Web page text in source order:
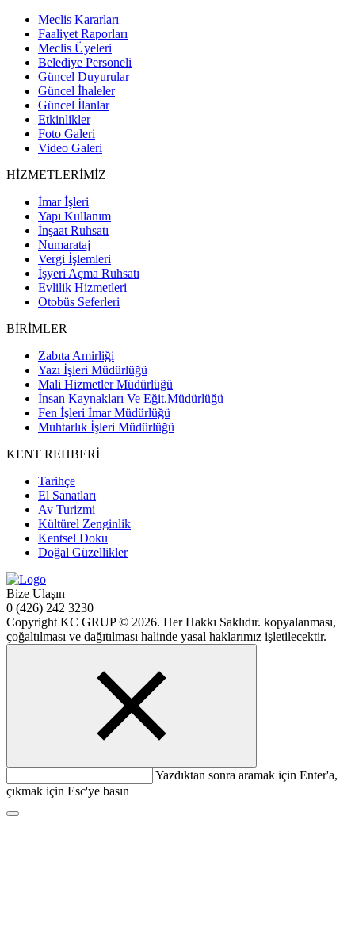
Meclis Kararları
Faaliyet Raporları
Meclis Üyeleri
Belediye Personeli
Güncel Duyurular
Güncel İhaleler
Güncel İlanlar
Etkinlikler
Foto Galeri
Video Galeri
HİZMETLERİMİZ
İmar İşleri
Yapı Kullanım
İnşaat Ruhsatı
Numarataj
Vergi İşlemleri
İşyeri Açma Ruhsatı
Evlilik Hizmetleri
Otobüs Seferleri
BİRİMLER
Zabıta Amirliği
Yazı İşleri Müdürlüğü
Mali Hizmetler Müdürlüğü
İnsan Kaynakları Ve Eğit.Müdürlüğü
Fen İşleri İmar Müdürlüğü
Muhtarlık İşleri Müdürlüğü
KENT REHBERİ
Tarihçe
El Sanatları
Av Turizmi
Kültürel Zenginlik
Kentsel Doku
Doğal Güzellikler
Bize Ulaşın
0 (426) 242 3230
Copyright KC GRUP © 2026. Her Hakkı Saklıdır. kopyalanması,
çoğaltılması ve dağıtılması halinde yasal haklarımız işletilecektir.
Yazdıktan sonra aramak için Enter'a,
çıkmak için Esc'ye basın